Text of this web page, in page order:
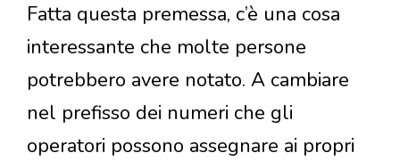
Fatta questa premessa, c’è una cosa
interessante che molte persone
potrebbero avere notato. A cambiare
nel prefisso dei numeri che gli
operatori possono assegnare ai propri